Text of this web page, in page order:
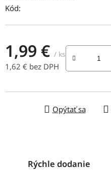
Kód:
1,99 € / ks
1,62 € bez DPH
Opýtať sa
Rýchle dodanie